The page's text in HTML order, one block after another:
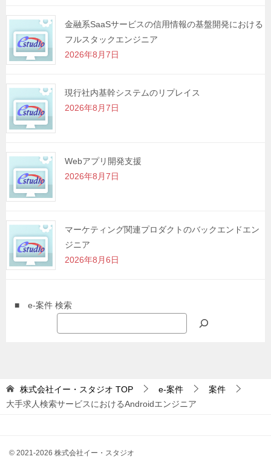
金融系SaaSサービスの信用情報の基盤開発における
フルスタックエンジニア
2026年8月7日
現行社内基幹システムのリプレイス
2026年8月7日
Webアプリ開発支援
2026年8月7日
マーケティング関連プロダクトのバックエンドエン
ジニア
2026年8月6日
■ e-案件 検索
株式会社イー・スタジオ TOP e-案件
案件
大手求人検索サービスにおけるAndroidエンジニア
© 2021-2026 株式会社イー・スタジオ